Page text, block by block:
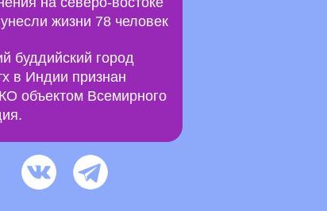
жизни 78 человек
буддийский город
в Индии признан
объектом Всемирного